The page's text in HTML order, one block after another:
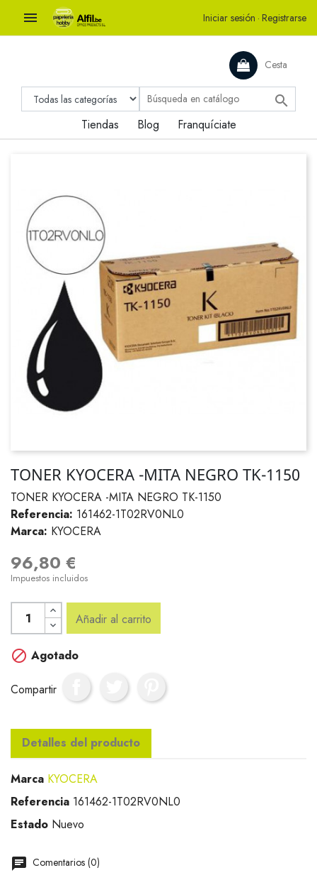
 Iniciar sesión · Registrarse
Cesta

Tiendas Blog Franquíciate
TONER KYOCERA -MITA NEGRO TK-1150
TONER KYOCERA -MITA NEGRO TK-1150
Referencia: 161462-1T02RV0NL0
Marca: KYOCERA
96,80 €
Impuestos incluidos
Añadir al carrito
 Agotado
Compartir
Detalles del producto
Marca KYOCERA
Referencia 161462-1T02RV0NL0
Estado Nuevo
Comentarios (0)